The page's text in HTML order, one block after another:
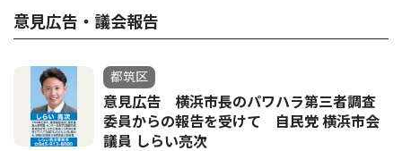
意見広告・議会報告
都筑区
意見広告 横浜市長のパワハラ第三者調査
委員からの報告を受けて 自民党 横浜市会
議員 しらい亮次